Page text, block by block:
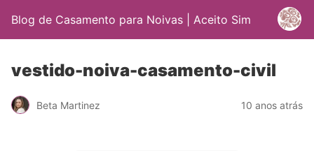
Blog de Casamento para Noivas | Aceito Sim
vestido-noiva-casamento-civil
Beta Martinez 10 anos atrás